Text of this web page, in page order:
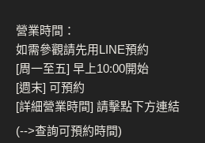
營業時間：
如需參觀請先用LINE預約
[周一至五] 早上10:00開始
[週末] 可預約
[詳細營業時間] 請擊點下方連結
(-->查詢可預約時間)